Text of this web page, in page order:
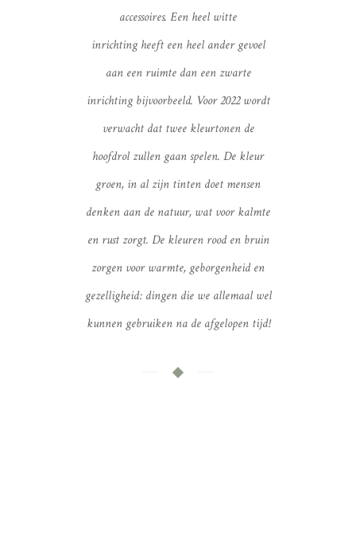
accessoires. Een heel witte
inrichting heeft een heel ander gevoel
aan een ruimte dan een zwarte
inrichting bijvoorbeeld. Voor 2022 wordt
verwacht dat twee kleurtonen de
hoofdrol zullen gaan spelen. De kleur
groen, in al zijn tinten doet mensen
denken aan de natuur, wat voor kalmte
en rust zorgt. De kleuren rood en bruin
zorgen voor warmte, geborgenheid en
gezelligheid: dingen die we allemaal wel
kunnen gebruiken na de afgelopen tijd!